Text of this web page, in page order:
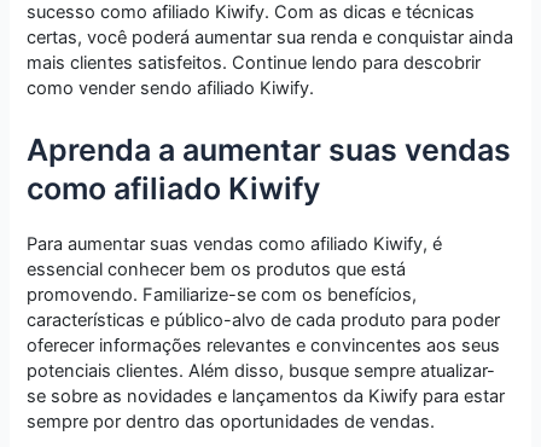
sucesso como afiliado Kiwify. Com as dicas e técnicas
certas, você poderá aumentar sua renda e conquistar ainda
mais clientes satisfeitos. Continue lendo para descobrir
como vender sendo afiliado Kiwify.
Aprenda a aumentar suas vendas
como afiliado Kiwify
Para aumentar suas vendas como afiliado Kiwify, é
essencial conhecer bem os produtos que está
promovendo. Familiarize-se com os benefícios,
características e público-alvo de cada produto para poder
oferecer informações relevantes e convincentes aos seus
potenciais clientes. Além disso, busque sempre atualizar-
se sobre as novidades e lançamentos da Kiwify para estar
sempre por dentro das oportunidades de vendas.